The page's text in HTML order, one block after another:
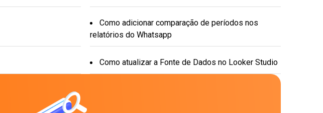
Como adicionar comparação de períodos nos
relatórios do Whatsapp
Como atualizar a Fonte de Dados no Looker Studio